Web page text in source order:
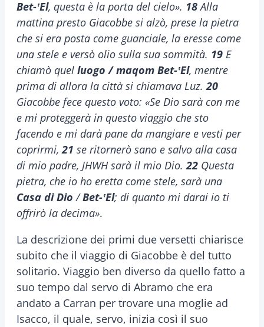
Bet-ʽEl, questa è la porta del cielo». 18Alla
mattina presto Giacobbe si alzò, prese la pietra
che si era posta come guanciale, la eresse come
una stele e versò olio sulla sua sommità. 19 E
chiamò quel luogo / maqom Bet-ʽEl, mentre
prima di allora la città si chiamava Luz.20
Giacobbe fece questo voto: «Se Dio sarà con me
e mi proteggerà in questo viaggio che sto
facendo e mi darà pane da mangiare e vesti per
coprirmi,21 se ritornerò sano e salvo alla casa
di mio padre, JHWH sarà il mio Dio.22 Questa
pietra, che io ho eretta come stele, sarà una
Casa di Dio /Bet-ʽEl; di quanto mi darai io ti
offrirò la decima».
La descrizione dei primi due versetti chiarisce
subito che il viaggio di Giacobbe è del tutto
solitario. Viaggio ben diverso da quello fatto a
suo tempo dal servo di Abramo che era
andato a Carran per trovare una moglie ad
Isacco, il quale, servo, inizia così il suo